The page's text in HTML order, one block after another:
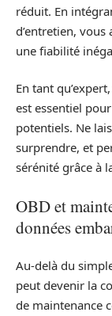
réduit. En
d’entretien,
une fiabilité
En tant
est essentiel
potentiels. Ne
surprendre, et
sérénité grâce à
OBD et
données
Au-delà du
peut devenir la
de maintenance